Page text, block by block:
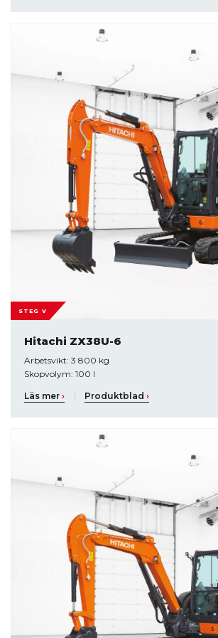
STEG V
Hitachi ZX38U-6
Arbetsvikt: 3 800 kg
Skopvolym: 100 l
Läs mer › | Produktblad›